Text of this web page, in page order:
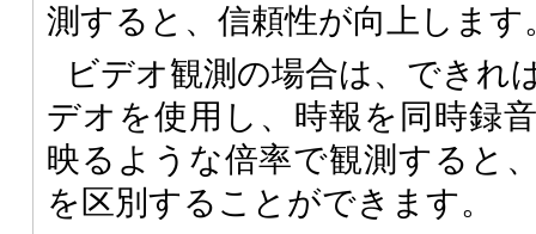
測すると、信頼性が向上します
ビデオ観測の場合は、できれ
デオを使用し、時報を同時録
映るような倍率で観測すると
を区別することができます。